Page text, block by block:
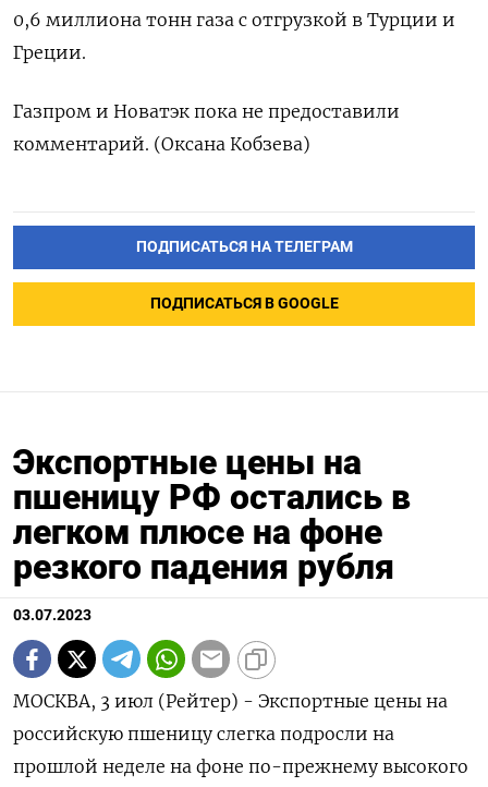
0,6 миллиона тонн газа с отгрузкой в Турции и
Греции.
Газпром и Новатэк пока не предоставили
комментарий. (Оксана Кобзева)
ПОДПИСАТЬСЯ НА ТЕЛЕГРАМ
ПОДПИСАТЬСЯ В GOOGLE
Экспортные цены на
пшеницу РФ остались в
легком плюсе на фоне
резкого падения рубля
03.07.2023
МОСКВА, 3 июл (Рейтер) - Экспортные цены на
российскую пшеницу слегка подросли на
прошлой неделе на фоне по-прежнему высокого